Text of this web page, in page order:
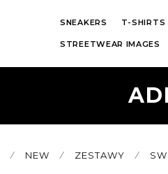
SNEAKERS T-SHIRTS
STREETWEAR IMAGES
⁄ NEW ⁄ ZESTAWY ⁄